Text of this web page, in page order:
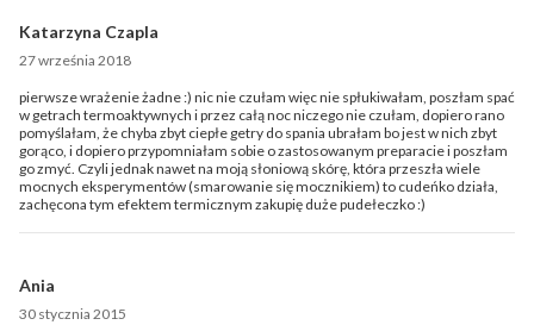
Katarzyna Czapla
27 września 2018
pierwsze wrażenie żadne :) nic nie czułam więc nie spłukiwałam, poszłam spać
w getrach termoaktywnych i przez całą noc niczego nie czułam, dopiero rano
pomyślałam, że chyba zbyt ciepłe getry do spania ubrałam bo jest w nich zbyt
gorąco, i dopiero przypomniałam sobie o zastosowanym preparacie i poszłam
go zmyć. Czyli jednak nawet na moją słoniową skórę, która przeszła wiele
mocnych eksperymentów (smarowanie się mocznikiem) to cudeńko działa,
zachęcona tym efektem termicznym zakupię duże pudełeczko :)
Ania
30 stycznia 2015